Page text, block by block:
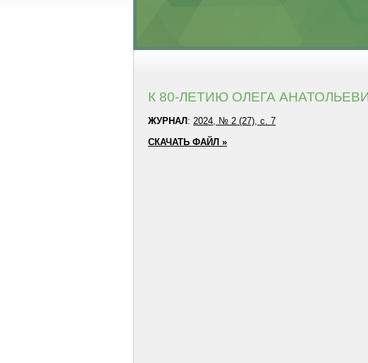
К 80-ЛЕТИЮ ОЛЕГА
ЖУРНАЛ : 2024, № 2 (27), с. 7
СКАЧАТЬ ФАЙЛ »